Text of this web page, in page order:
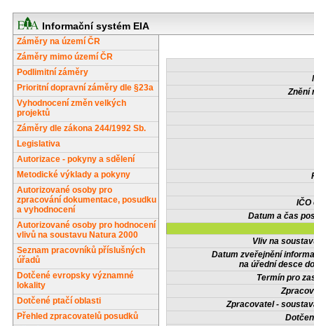
Informační systém EIA
Záměry na území ČR
Záměry mimo území ČR
Podlimitní záměry
Prioritní dopravní záměry dle §23a
Vyhodnocení změn velkých
projektů
Záměry dle zákona 244/1992 Sb.
Legislativa
Autorizace - pokyny a sdělení
Metodické výklady a pokyny
Autorizované osoby pro
zpracování dokumentace, posudku
a vyhodnocení
Autorizované osoby pro hodnocení
vlivů na soustavu Natura 2000
Seznam pracovníků příslušných
úřadů
Dotčené evropsky významné
lokality
Dotčené ptačí oblasti
Přehled zpracovatelů posudků
Znění
IČO
Datum a čas
Vliv na
Datum zveřejnění
na úřední desce
Termín pro
Zpracovatel -